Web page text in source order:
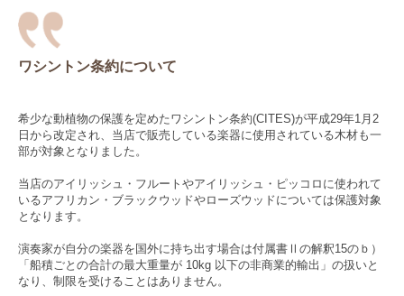
ワシントン条約について
希少な動植物の保護を定めたワシントン条約(CITES)が平成29年1月2
日から改定され、当店で販売している楽器に使用されている木材も一
部が対象となりました。
当店のアイリッシュ・フルートやアイリッシュ・ピッコロに使われて
いるアフリカン・ブラックウッドやローズウッドについては保護対象
となります。
演奏家が自分の楽器を国外に持ち出す場合は付属書Ⅱの解釈15のｂ）
「船積ごとの合計の最大重量が 10kg 以下の非商業的輸出」の扱いと
なり、制限を受けることはありません。